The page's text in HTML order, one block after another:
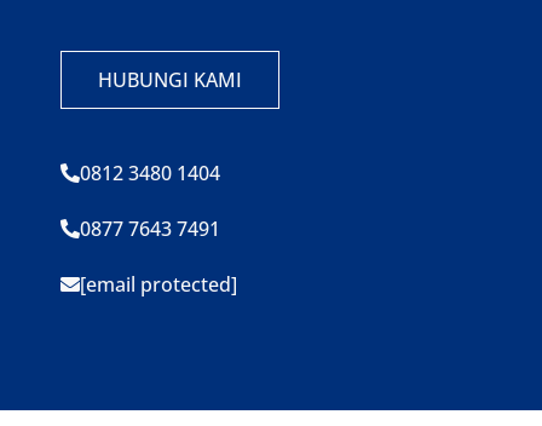
HUBUNGI KAMI
0812 3480 1404
0877 7643 7491
[email protected]